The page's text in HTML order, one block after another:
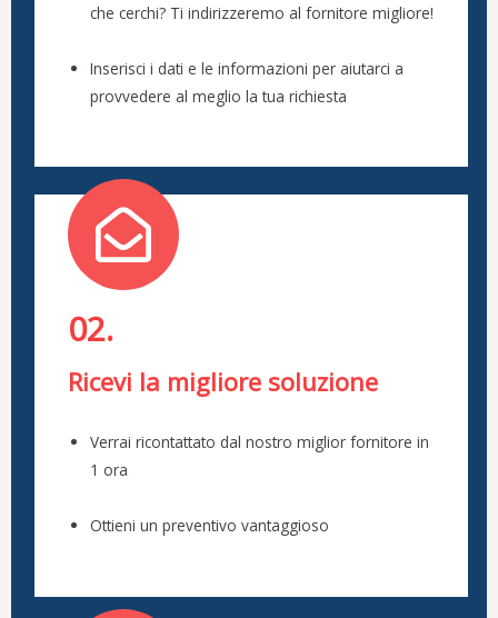
che cerchi? Ti indirizzeremo al fornitore migliore!
Inserisci i dati e le informazioni per aiutarci a
provvedere al meglio la tua richiesta
02.
Ricevi la migliore soluzione
Verrai ricontattato dal nostro miglior fornitore in
1 ora
Ottieni un preventivo vantaggioso